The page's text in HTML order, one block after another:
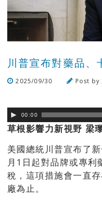
川普宣布對藥品、
2025/09/30 Post by
00:00
草根影響力新視野 梁
美國總統川普宣布了
月1日起對品牌或專利
稅，這項措施會一直
廠為止。